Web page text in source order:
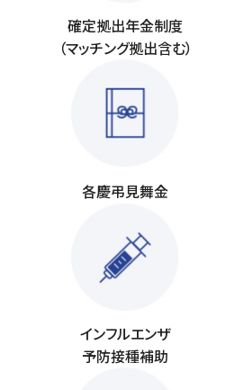
確定拠出年金制度
（マッチング拠出含む）
各慶弔見舞金
インフルエンザ
予防接種補助